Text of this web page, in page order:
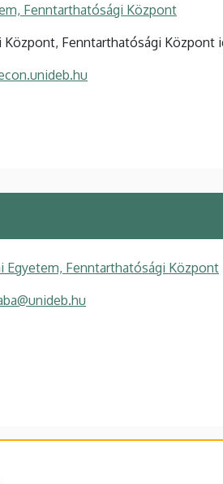
Fenntarthatósági Központ
Központ, Fenntarthatósági Központ
Egyetem, Fenntarthatósági Központ